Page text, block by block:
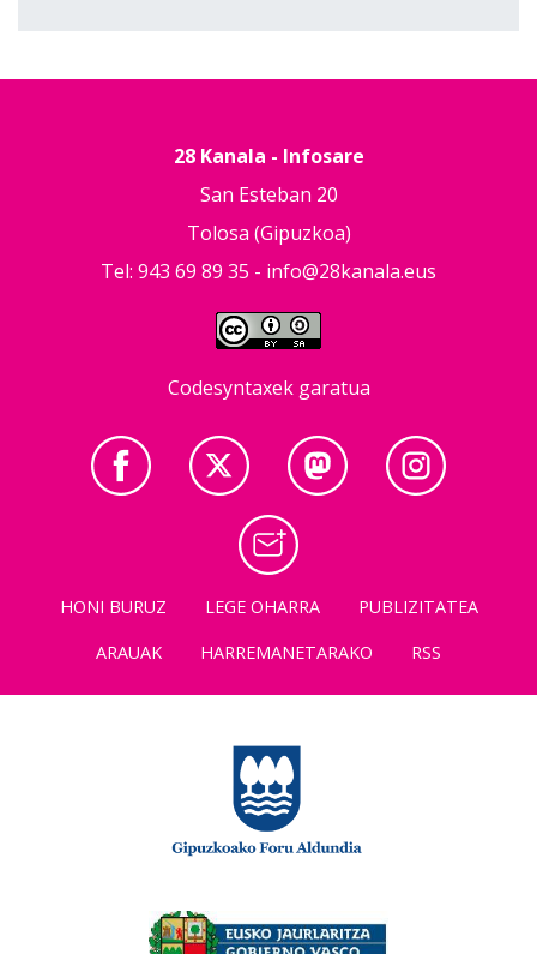
28 Kanala - Infosare
San Esteban 20
Tolosa (Gipuzkoa)
Tel: 943 69 89 35 - info@28kanala.eus
Codesyntaxek garatua
HONI BURUZ LEGE OHARRA
PUBLIZITATEA
ARAUAK
HARREMANETARAKO RSS